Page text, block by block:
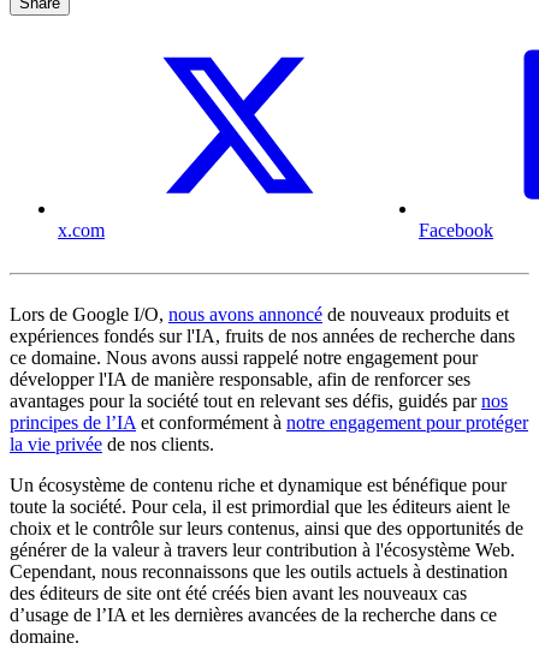
x.com Facebook
Lors de Google I/O, nous avons annoncé de nouveaux produits et
expériences fondés sur l'IA, fruits de nos années de recherche dans
ce domaine. Nous avons aussi rappelé notre engagement pour
développer l'IA de manière responsable, afin de renforcer ses
avantages pour la société tout en relevant ses défis, guidés parnos
principes de l’IAet conformément à notre engagement pour protéger
la vie privée de nos clients.
Un écosystème de contenu riche et dynamique est bénéfique pour
toute la société. Pour cela, il est primordial que les éditeurs aient le
choix et le contrôle sur leurs contenus, ainsi que des opportunités de
générer de la valeur à travers leur contribution à l'écosystème Web.
Cependant, nous reconnaissons que les outils actuels à destination
des éditeurs de site ont été créés bien avant les nouveaux cas
d’usage de l’IA et les dernières avancées de la recherche dans ce
domaine.